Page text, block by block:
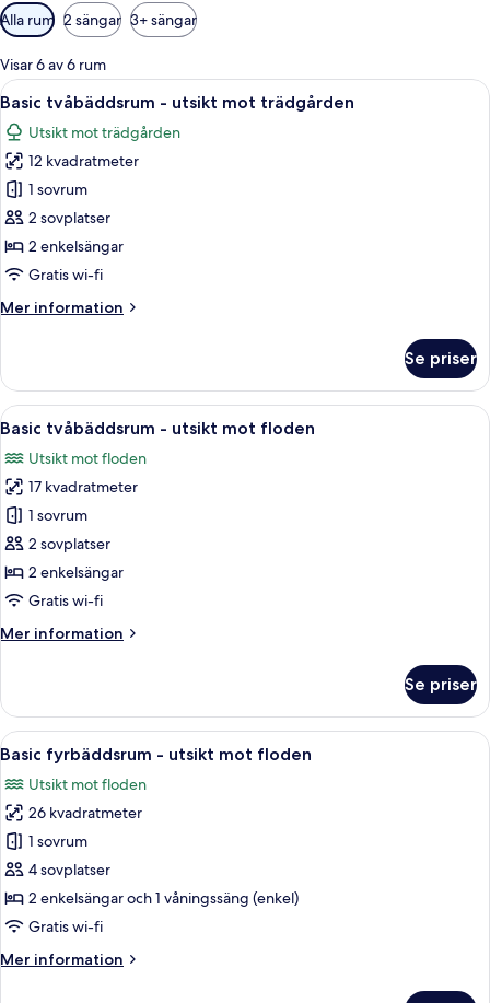
Tillgängliga
filter
för
rum
Alla rum 2 sängar 3+ sängar
Visar 6 av 6 rum
Öppna
alla
foton
för
Basic
tvåbäddsrum
-
utsikt
trädgården
Ett hotellrum med två sängar, ett
2
Basic tvåbäddsrum - utsikt mot trädgården
Utsikt mot trädgården
12 kvadratmeter
1 sovrum
2 sovplatser
2 enkelsängar
Gratis wi-fi
Mer information
Mer
tvåbäddsrum
utsikt
trädgården
Se priser
Öppna
alla
foton
för
Basic
tvåbäddsrum
-
utsikt
floden
Ett modernt hotellrum med två
3
Basic tvåbäddsrum - utsikt mot floden
Utsikt mot floden
17 kvadratmeter
1 sovrum
2 sovplatser
2 enkelsängar
Gratis wi-fi
Mer information
Mer
tvåbäddsrum
utsikt
floden
Se priser
Öppna
alla
foton
för
Basic
fyrbäddsrum
-
utsikt
floden
Ett hotellrum med två sängar, ett
4
Basic fyrbäddsrum - utsikt mot floden
Utsikt mot floden
26 kvadratmeter
1 sovrum
4 sovplatser
2 enkelsängar och 1 våningssäng (enkel)
Gratis wi-fi
Mer information
Mer